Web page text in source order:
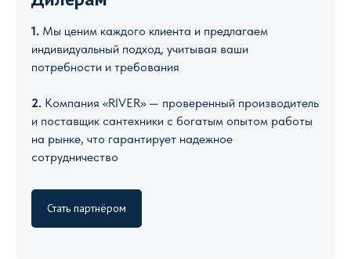
1. Мы ценим каждого клиента и предлагаем
индивидуальный подход, учитывая ваши
потребности и требования
2. Компания «RIVER» — проверенный производитель
и поставщик сантехники с богатым опытом работы
на рынке, что гарантирует надежное
сотрудничество
Стать партнёром